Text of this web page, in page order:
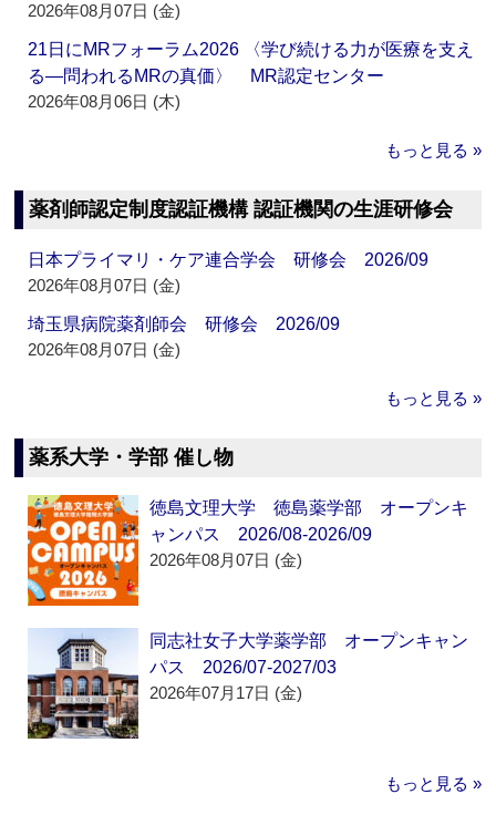
2026年08月07日 (金)
21日にMRフォーラム2026 〈学び続ける力が医療を支え
る―問われるMRの真価〉 MR認定センター
2026年08月06日 (木)
もっと見る »
薬剤師認定制度認証機構 認証機関の生涯研修会
日本プライマリ・ケア連合学会 研修会 2026/09
2026年08月07日 (金)
埼玉県病院薬剤師会 研修会 2026/09
2026年08月07日 (金)
もっと見る »
薬系大学・学部 催し物
徳島文理大学 徳島薬学部 オープンキ
ャンパス 2026/08-2026/09
2026年08月07日 (金)
同志社女子大学薬学部 オープンキャン
パス 2026/07-2027/03
2026年07月17日 (金)
もっと見る »